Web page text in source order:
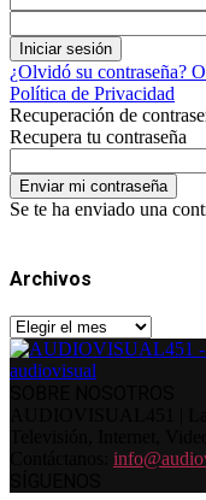
¿Olvidó su contraseña?
Política de Privacidad
Recuperación de
Recupera tu contraseña
Se te ha enviado una
Archivos
Archivos